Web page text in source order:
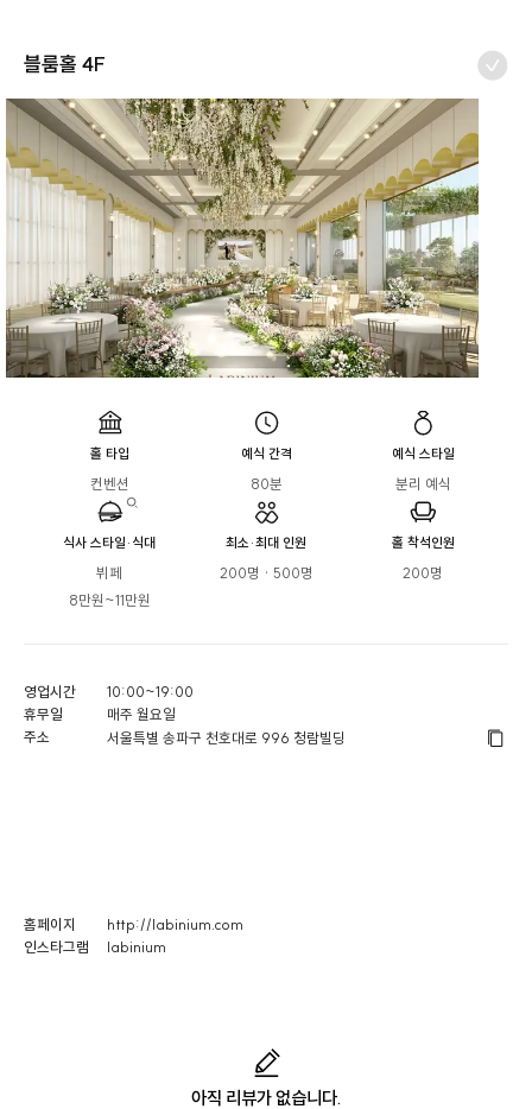
블룸홀 4F
홀 타입
컨벤션
예식 간격
80분
예식 스타일
분리 예식
식사 스타일·식대
뷔페
8만원~11만원
최소·최대 인원
200명 · 500명
홀 착석인원
200명
영업시간
10:00~19:00
휴무일
매주 월요일
주소
서울특별 송파구 천호대로 996 청람빌딩
홈페이지
http://labinium.com
인스타그램
labinium
아직 리뷰가 없습니다.